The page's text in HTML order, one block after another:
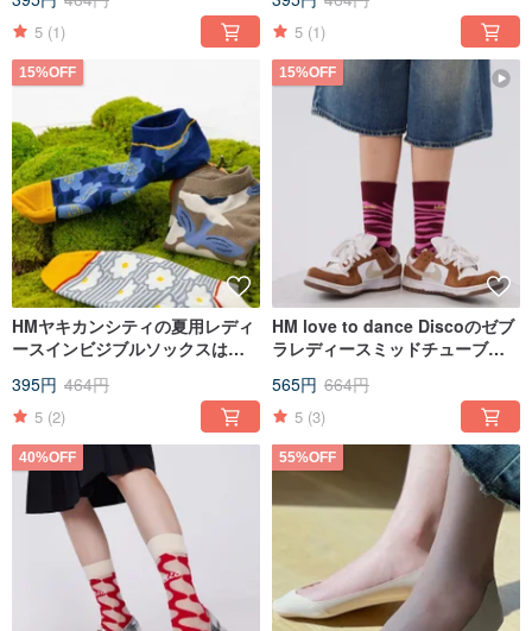
5 (1) 5 (1)
15%OFF
HMヤキカンシティの夏用レディ
ースインビジブルソックスは全2
395円 464円
5 (2)
15%OFF
HM love to dance Discoのゼブ
ラレディースミッドチューブソ
565円 664円
5 (3)
40%OFF 55%OFF